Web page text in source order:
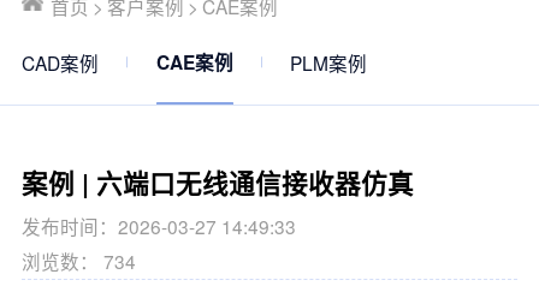
CAD案例 CAE案例 PLM案例
首页 > 客户案例 > CAE案例
案例 | 六端口无线通信接收器仿真
发布时间：2026-03-27 14:49:33
浏览数： 734